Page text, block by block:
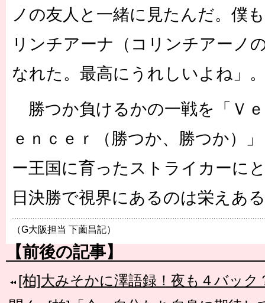
ノの友人と一緒に見たんだ。僕
リンチアーナ（コリンチアーノ
なれた。最高にうれしいよね」
勝つか負けるかの一戦を「Ｖ
ｅｎｃｅｒ（勝つか、勝つか）
ー王国に育ったストライカーに
日決勝で視界にあるのは栄えあ
（G大阪担当 下薗昌記）
【前後の記事】
[柏]大みそかに澤語録！夜も４バック